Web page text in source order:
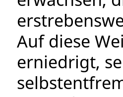
Auf diese
erniedrigt,